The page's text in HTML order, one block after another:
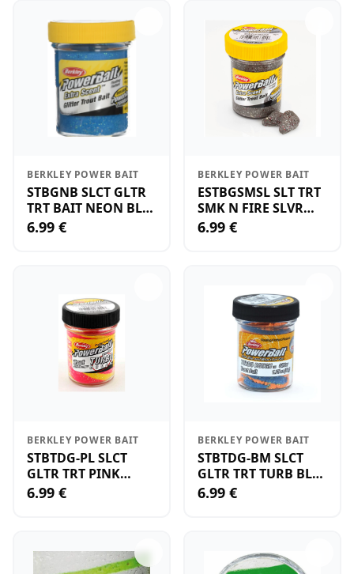
BERKLEY POWER BAIT
STBGNB SLCT GLTR
TRT BAIT NEON BLU
05
6.99 €
BERKLEY POWER BAIT
ESTBGSMSL SLT TRT
SMK N FIRE SLVR
FLK NL
6.99 €
BERKLEY POWER BAIT
STBTDG-PL SLCT
GLTR TRT PINK
LEMONAD OB
6.99 €
BERKLEY POWER BAIT
STBTDG-BM SLCT
GLTR TRT TURB BL
MANGO OE
6.99 €